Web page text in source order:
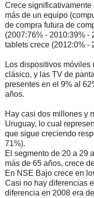
Crece
más de un equipo
de compra futura de
(2007:76% - 2010:39% -
tablets crece (2012:0% -
Los dispositivos
clásico, y las TV de
presentes en el 9% al
años.
Hay casi dos millones y
Uruguay, lo cual
que sigue creciendo
71%).
El segmento de 20 a 29
más de 65 años, crece
En NSE Bajo crece en
Casi no hay diferencias
diferencia en 2008 era